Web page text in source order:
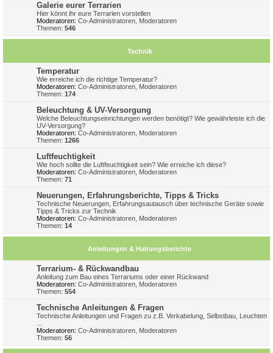
Galerie eurer Terrarien
Hier könnt ihr eure Terrarien vorstellen
Moderatoren: Co-Administratoren Moderatoren
Themen: 546
Technik
Temperatur
Wie erreiche ich die richtige Temperatur?
Moderatoren: Co-Administratoren Moderatoren
Themen: 174
Beleuchtung & UV-Versorgung
Welche Beleuchtungseinrichtungen werden benötigt? Wie gewährleiste ich die
UV-Versorgung?
Moderatoren: Co-Administratoren Moderatoren
Themen: 1266
Luftfeuchtigkeit
Wie hoch sollte die Luftfeuchtigkeit sein? Wie erreiche ich diese?
Moderatoren: Co-Administratoren Moderatoren
Themen: 71
Neuerungen, Erfahrungsberichte, Tipps & Tricks
Technische Neuerungen, Erfahrungsautausch über technische Geräte sowie
Tipps & Tricks zur Technik
Moderatoren: Co-Administratoren Moderatoren
Themen: 14
Anleitungen & Haltungsberichte
Terrarium- & Rückwandbau
Anleitung zum Bau eines Terrariums oder einer Rückwand
Moderatoren: Co-Administratoren Moderatoren
Themen: 554
Technische Anleitungen & Fragen
Technische Anleitungen und Fragen zu z.B. Verkabelung, Selbstbau, Leuchten
Moderatoren: Co-Administratoren Moderatoren
Themen: 56